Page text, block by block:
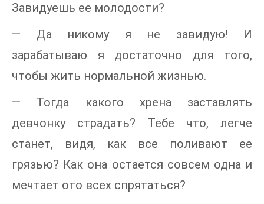
Завидуешь ее молодости?
— Да никому я не завидую! И
зарабатываю я достаточно для того,
чтобы жить нормальной жизнью.
— Тогда какого хрена заставлять
девчонку страдать? Тебе что, легче
станет, видя, как все поливают ее
грязью? Как она остается совсем одна и
мечтает ото всех спрятаться?